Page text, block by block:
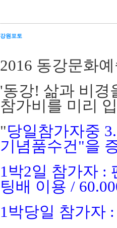
강원포토
2016 동강문화
'동강! 삶과 비경
참가비를 미리
"당일참가자중
기념품수건"을
1박2일 참가자 :
팅배 이용 /
1박당일 참가자